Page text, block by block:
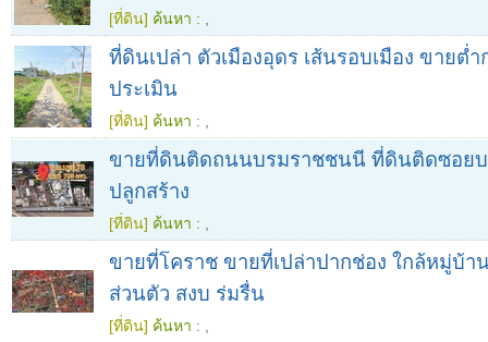
[ที่ดิน] ค้นหา :
ที่ดินเปล่า ตัวเมืองอุดร เส้นรอบเมือง ขายต่ำ
ประเมิน
[ที่ดิน] ค้นหา :
ขายที่ดินติดถนนบรมราชชนนี ที่ดินติดซอยบ
ปลูกสร้าง
[ที่ดิน] ค้นหา :
ขายที่โคราช ขายที่เปล่าปากช่อง ใกล้หมู่บ้
ส่วนตัว สงบ ร่มรื่น
[ที่ดิน] ค้นหา :